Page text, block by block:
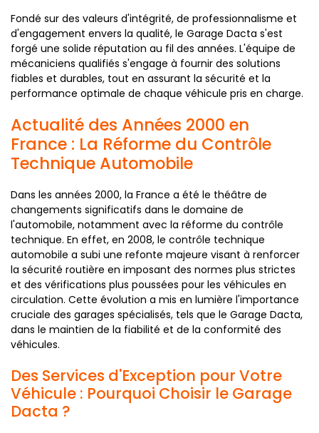
Fondé sur des valeurs d'intégrité, de professionnalisme et
d'engagement envers la qualité, le Garage Dacta s'est
forgé une solide réputation au fil des années. L'équipe de
mécaniciens qualifiés s'engage à fournir des solutions
fiables et durables, tout en assurant la sécurité et la
performance optimale de chaque véhicule pris en charge.
Actualité des Années 2000 en
France : La Réforme du Contrôle
Technique Automobile
Dans les années 2000, la France a été le théâtre de
changements significatifs dans le domaine de
l'automobile, notamment avec la réforme du contrôle
technique. En effet, en 2008, le contrôle technique
automobile a subi une refonte majeure visant à renforcer
la sécurité routière en imposant des normes plus strictes
et des vérifications plus poussées pour les véhicules en
circulation. Cette évolution a mis en lumière l'importance
cruciale des garages spécialisés, tels que le Garage Dacta,
dans le maintien de la fiabilité et de la conformité des
véhicules.
Des Services d'Exception pour Votre
Véhicule : Pourquoi Choisir le Garage
Dacta ?